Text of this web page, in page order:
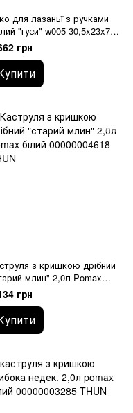
для лазаньї з ручками
"гуси" w005 30,5x23x7см
THUN
грн
з кришкою дрібний
млин" 2,0л Pomax
THUN
грн